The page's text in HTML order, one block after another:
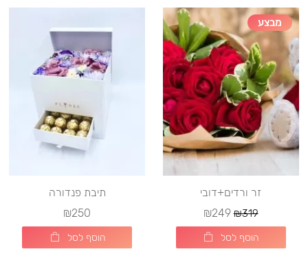
מבצע
זר ורדים+דובי
₪319
₪249
הוסף לסל
תיבת פנדורה
₪250
הוסף לסל